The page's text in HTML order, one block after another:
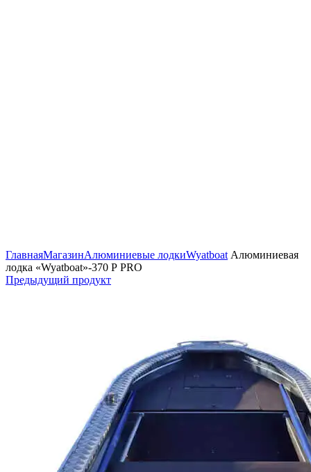
ГлавнаяМагазинАлюминиевые лодкиWyatboat Алюминиевая
лодка «Wyatboat»-370 Р PRO
Предыдущий продукт